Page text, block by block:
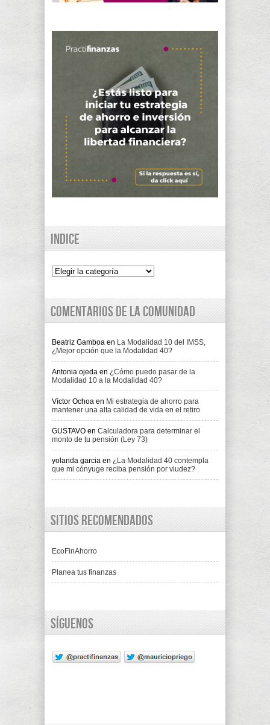
Indice
Indice
Comentarios de la comunidad
Beatriz Gamboa en La Modalidad 10 del IMSS,
¿Mejor opción que la Modalidad 40?
Antonia ojeda en ¿Cómo puedo pasar de la
Modalidad 10 a la Modalidad 40?
Víctor Ochoa en Mi estrategia de ahorro para
mantener una alta calidad de vida en el retiro
GUSTAVO en Calculadora para determinar el
monto de tu pensión (Ley 73)
yolanda garcia en ¿La Modalidad 40 contempla
que mi cónyuge reciba pensión por viudez?
Sitios recomendados
EcoFinAhorro
Planea tus finanzas
Síguenos